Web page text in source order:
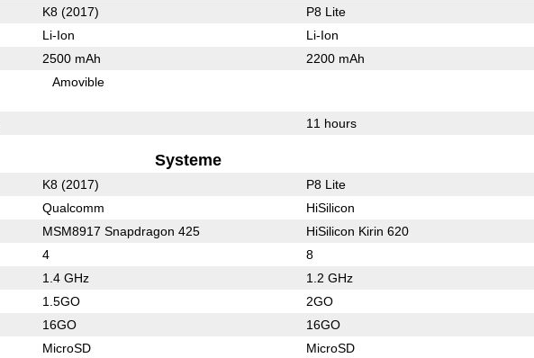
K8 (2017) P8 Lite
Li-Ion Li-Ion
2500 mAh 2200 mAh
Amovible
11 hours
Systeme
K8 (2017) P8 Lite
Qualcomm HiSilicon
MSM8917 Snapdragon 425 HiSilicon Kirin 620
4 8
1.4 GHz 1.2 GHz
1.5GO 2GO
16GO 16GO
MicroSD MicroSD